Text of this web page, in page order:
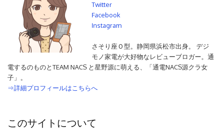
Twitter
Facebook
Instagram
さそり座Ｏ型。静岡県浜松市出身。 デジ
モノ家電が大好物なレビューブロガー。通
電するのものとTEAM NACS と星野源に萌える、「通電NACS源クラ女
子」。
⇒詳細プロフィールはこちらへ
このサイトについて